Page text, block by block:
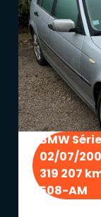
BMW
02/07/
319 207
508-AM